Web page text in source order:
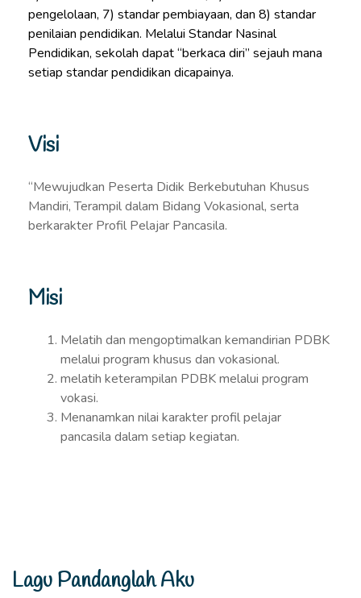
pengelolaan, 7) standar pembiayaan, dan 8) standar
penilaian pendidikan. Melalui Standar Nasinal
Pendidikan, sekolah dapat “berkaca diri” sejauh mana
setiap standar pendidikan dicapainya.
Visi
“Mewujudkan Peserta Didik Berkebutuhan Khusus
Mandiri, Terampil dalam Bidang Vokasional, serta
berkarakter Profil Pelajar Pancasila.
Misi
Melatih dan mengoptimalkan kemandirian PDBK
melalui program khusus dan vokasional.
melatih keterampilan PDBK melalui program
vokasi.
Menanamkan nilai karakter profil pelajar
pancasila dalam setiap kegiatan.
Lagu Pandanglah Aku